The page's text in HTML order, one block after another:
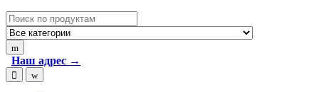
Search
for:
Наш адрес →